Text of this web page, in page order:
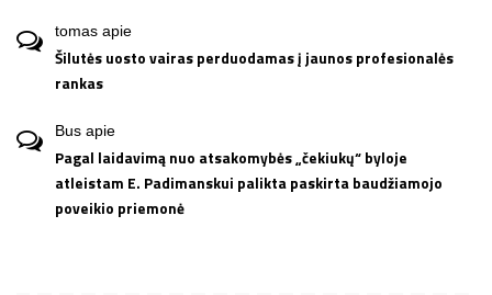
tomas apie
Šilutės uosto vairas perduodamas į jaunos profesionalės
rankas
Bus apie
Pagal laidavimą nuo atsakomybės „čekiukų“ byloje
atleistam E. Padimanskui palikta paskirta baudžiamojo
poveikio priemonė